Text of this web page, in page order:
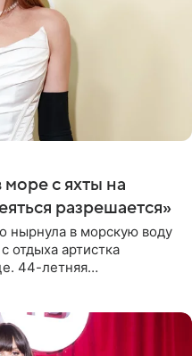
с яхты на
разрешается»
нырнула в морскую воду
отдыха артистка
44-летняя